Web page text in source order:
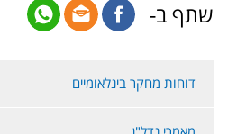
שתף ב-
דוחות מחקר בינלאומיים